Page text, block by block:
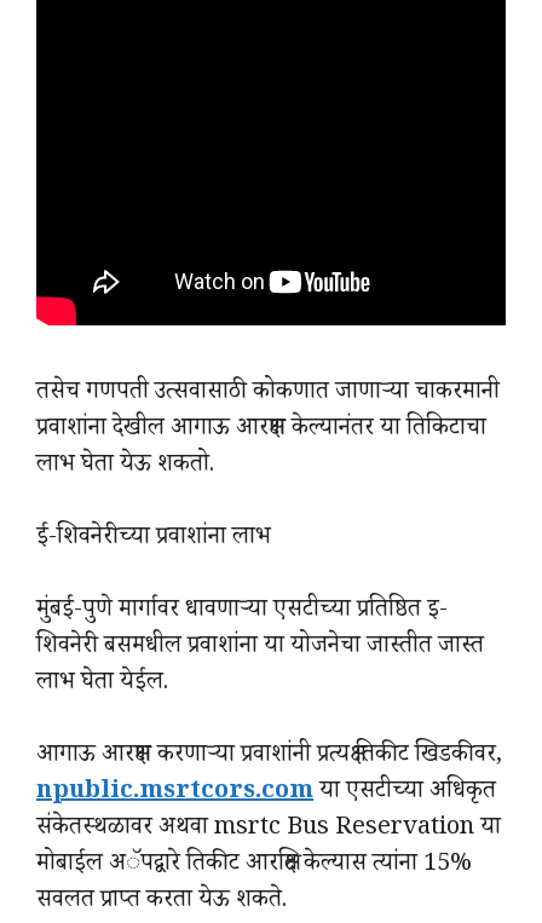
तसेच गणपती उत्सवासाठी कोकणात जाणाऱ्या चाकरमानी
प्रवाशांना देखील आगाऊ आरक्षण केल्यानंतर या तिकिटाचा
लाभ घेता येऊ शकतो.
ई-शिवनेरीच्या प्रवाशांना लाभ
मुंबई-पुणे मार्गावर धावणाऱ्या एसटीच्या प्रतिष्ठित इ-
शिवनेरी बसमधील प्रवाशांना या योजनेचा जास्तीत जास्त
लाभ घेता येईल.
आगाऊ आरक्षण करणाऱ्या प्रवाशांनी प्रत्यक्ष तिकीट खिडकीवर,
npublic.msrtcors.comया एसटीच्या अधिकृत
संकेतस्थळावर अथवा msrtc Bus Reservation या
मोबाईल अॅप‌द्वारे तिकीट आरक्षित केल्यास त्यांना 15%
सवलत प्राप्त करता येऊ शकते.